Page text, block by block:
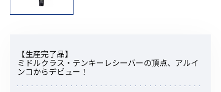
【生産完了品】
ミドルクラス・テンキーレシーバーの頂点、アルイ
ンコからデビュー！